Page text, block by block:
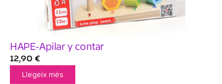
HAPE-Apilar y contar
12,90 €
Llegeix més